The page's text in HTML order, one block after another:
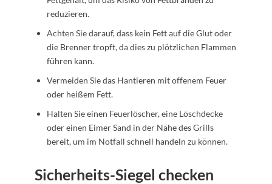
reduzieren.
Achten Sie darauf, dass kein Fett auf die Glut oder
die Brenner tropft, da dies zu plötzlichen Flammen
führen kann.
Vermeiden Sie das Hantieren mit offenem Feuer
oder heißem Fett.
Halten Sie einen Feuerlöscher, eine Löschdecke
oder einen Eimer Sand in der Nähe des Grills
bereit, um im Notfall schnell handeln zu können.
Sicherheits-Siegel checken